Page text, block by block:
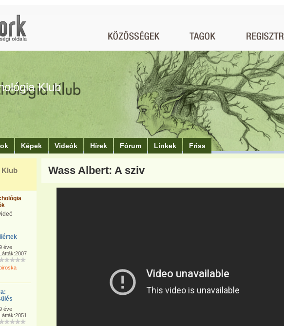
Klub
Képek Videók Hírek Fórum Linkek Friss
Klub
éve
Látták:2007
éve
Látták:2051
Wass Albert: A sziv